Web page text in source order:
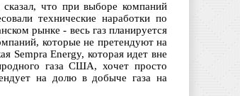
что при выборе компаний
технические наработки по
рынке - весь газ планируется
которые не претендуют на
Sempra Energy, которая идет вне
газа США, хочет просто
на долю в добыче газа на